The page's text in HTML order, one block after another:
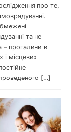
про те,
та не
– прогалини в
і місцевих
[…]